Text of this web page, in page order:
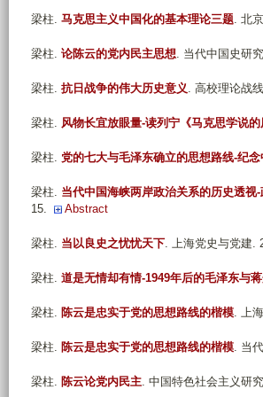
梁柱. 马克思主义中国化的基本理论三题. 北
梁柱. 论陈云的党内民主思想. 当代中国史研
梁柱. 抗日战争的伟大历史意义. 高校理论战
梁柱. 风物长宜放眼量-读列宁《马克思学说的
梁柱. 党的七大与毛泽东确立的思想路线-纪
梁柱. 当代中国海峡两岸政治关系的历史透视
15.
Abstract
梁柱. 当以良史之忧忧天下. 上海党史与党建.
梁柱. 道是无情却有情-1949年后的毛泽东与
梁柱. 陈云是忠实于党的思想路线的楷模. 上
梁柱. 陈云是忠实于党的思想路线的楷模. 当
梁柱. 陈云论党内民主. 中国特色社会主义研